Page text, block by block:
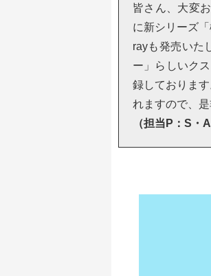
皆さん、大変
に新シリーズ
rayも発売いた
ー」らしいク
録しておりま
れますので、
（担当P：S・A